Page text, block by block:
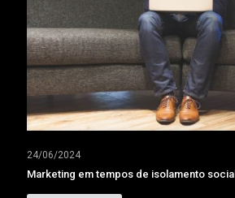
24/06/2024
Marketing em tempos de isolamento social